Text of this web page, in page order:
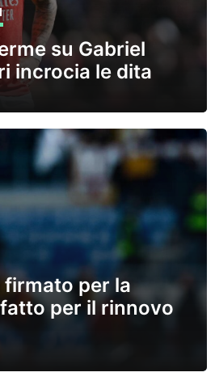
su Gabriel
incrocia le dita
firmato per la
per il rinnovo